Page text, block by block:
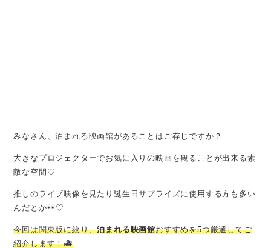
みなさん、泊まれる映画館があることはご存じですか？
大きなプロジェクターでお気に入りの映画を観ることが出来る素
敵な空間♡
推しのライブ映像を見たり誕生日サプライズに使用する方も多い
んだとか
♡
今回は関東版に絞り、泊まれる映画館おすすめを5つ厳選してご
紹介します！